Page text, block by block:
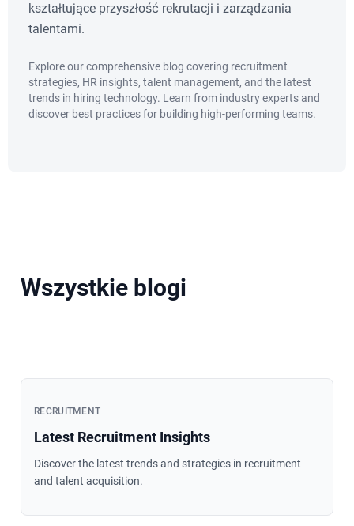
kształtujące przyszłość rekrutacji i zarządzania
talentami.
Explore our comprehensive blog covering recruitment
strategies, HR insights, talent management, and the latest
trends in hiring technology. Learn from industry experts and
discover best practices for building high-performing teams.
Wszystkie blogi
RECRUITMENT
Latest Recruitment Insights
Discover the latest trends and strategies in recruitment
and talent acquisition.